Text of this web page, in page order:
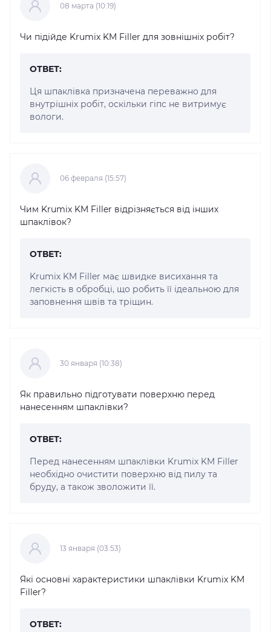
08 марта (10:19)
Чи підійде Krumix KM Filler для зовнішніх робіт?
ОТВЕТ:
Ця шпаклівка призначена переважно для
внутрішніх робіт, оскільки гіпс не витримує
вологи.
06 февраля (15:57)
Чим Krumix KM Filler відрізняється від інших
шпаклівок?
ОТВЕТ:
Krumix KM Filler має швидке висихання та
легкість в обробці, що робить її ідеальною для
заповнення швів та тріщин.
30 января (10:38)
Як правильно підготувати поверхню перед
нанесенням шпаклівки?
ОТВЕТ:
Перед нанесенням шпаклівки Krumix KM Filler
необхідно очистити поверхню від пилу та
бруду, а також зволожити її.
13 января (03:53)
Які основні характеристики шпаклівки Krumix KM
Filler?
ОТВЕТ: